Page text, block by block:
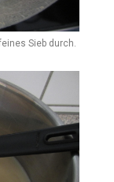
Sieb durch.